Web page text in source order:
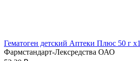
Гематоген детский Аптеки Плюс 50 г x1
Фармстандарт-Лексредства ОАО